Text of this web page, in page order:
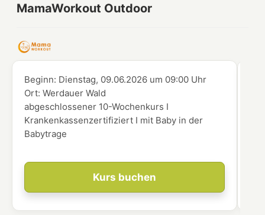
MamaWorkout Outdoor
Kurs buchen
Beginn: Dienstag, 09.06.2026 um 09:00 Uhr
Ort:Werdauer Wald
abgeschlossener 10-Wochenkurs I
Krankenkassenzertifiziert I mit Baby in der
Babytrage